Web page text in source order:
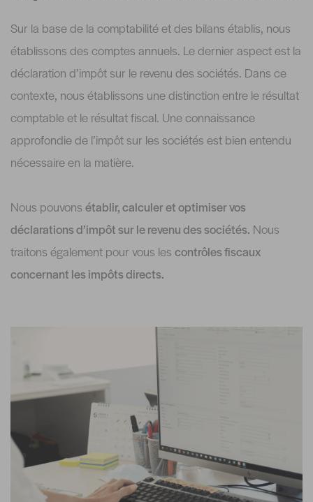
Sur la base de la comptabilité et des bilans établis, nous
établissons des comptes annuels. Le dernier aspect est la
déclaration d’impôt sur le revenu des sociétés. Dans ce
contexte, nous établissons une distinction entre le résultat
comptable et le résultat fiscal. Une connaissance
approfondie de l’impôt sur les sociétés est bien entendu
nécessaire en la matière.
Nous pouvons établir, calculer et optimiser vos
déclarations d’impôt sur le revenu des sociétés. Nous
traitons également pour vous les contrôles fiscaux
concernant les impôts directs.